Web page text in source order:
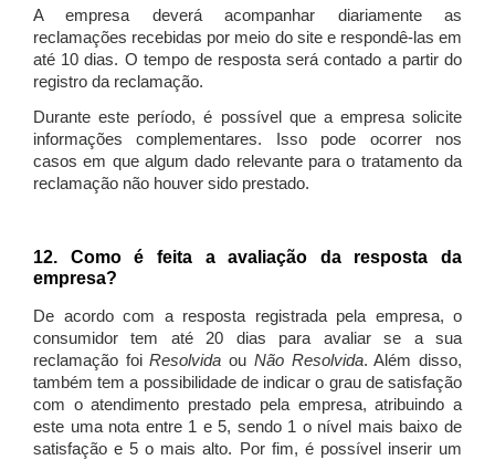
A empresa deverá acompanhar diariamente as
reclamações recebidas por meio do site e respondê-las em
até 10 dias. O tempo de resposta será contado a partir do
registro da reclamação.
Durante este período, é possível que a empresa solicite
informações complementares. Isso pode ocorrer nos
casos em que algum dado relevante para o tratamento da
reclamação não houver sido prestado.
12. Como é feita a avaliação da resposta da
empresa?
De acordo com a resposta registrada pela empresa, o
consumidor tem até 20 dias para avaliar se a sua
reclamação foiResolvida ou Não Resolvida. Além disso,
também tem a possibilidade de indicar o grau de satisfação
com o atendimento prestado pela empresa, atribuindo a
este uma nota entre 1 e 5, sendo 1 o nível mais baixo de
satisfação e 5 o mais alto. Por fim, é possível inserir um